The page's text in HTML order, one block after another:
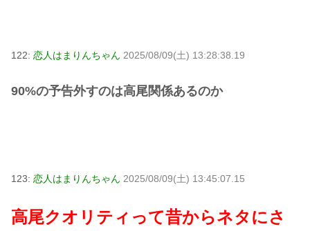
122: 恋人はまりんちゃん 2025/08/09(土) 13:28:38.19
90%の予告外すのは高尾関係あるのか
123: 恋人はまりんちゃん 2025/08/09(土) 13:45:07.15
高尾クオリティって昔からネタにさ